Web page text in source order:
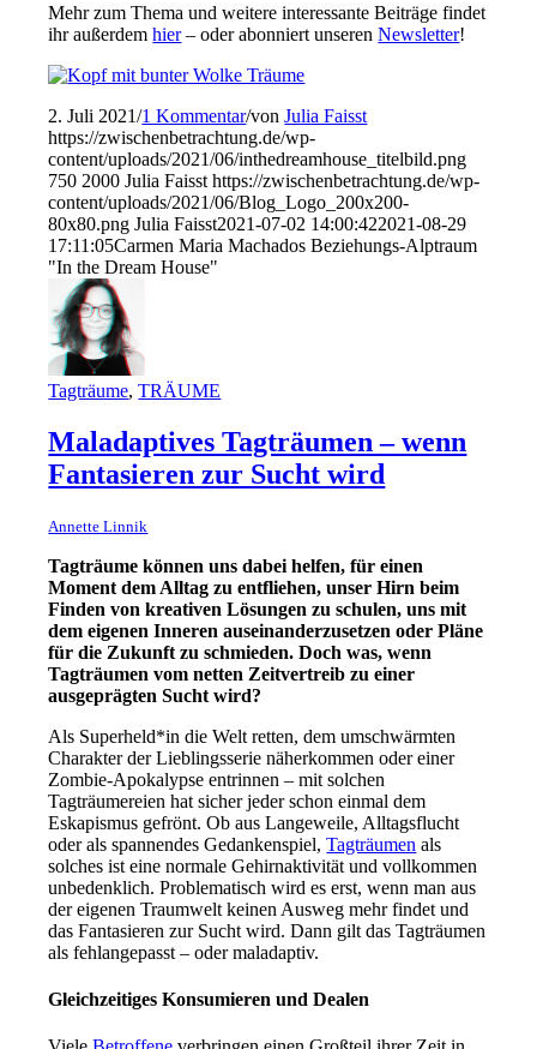
Mehr zum Thema und weitere interessante Beiträge findet
ihr außerdemhier– oder abonniert unserenNewsletter!
2. Juli 2021/1 Kommentar/vonJulia Faisst
https://zwischenbetrachtung.de/wp-
content/uploads/2021/06/inthedreamhouse_titelbild.png
750 2000 Julia Faisst https://zwischenbetrachtung.de/wp-
content/uploads/2021/06/Blog_Logo_200x200-
80x80.png Julia Faisst2021-07-02 14:00:422021-08-29
17:11:05Carmen Maria Machados Beziehungs-Alptraum
"In the Dream House"
Tagträume,TRÄUME
Maladaptives Tagträumen – wenn
Fantasieren zur Sucht wird
Annette Linnik
Tagträume können uns dabei helfen, für einen
Moment dem Alltag zu entfliehen, unser Hirn beim
Finden von kreativen Lösungen zu schulen, uns mit
dem eigenen Inneren auseinanderzusetzen oder Pläne
für die Zukunft zu schmieden. Doch was, wenn
Tagträumen vom netten Zeitvertreib zu einer
ausgeprägten Sucht wird?
Als Superheld*in die Welt retten, dem umschwärmten
Charakter der Lieblingsserie näherkommen oder einer
Zombie-Apokalypse entrinnen – mit solchen
Tagträumereien hat sicher jeder schon einmal dem
Eskapismus gefrönt. Ob aus Langeweile, Alltagsflucht
oder als spannendes Gedankenspiel,Tagträumen als
solches ist eine normale Gehirnaktivität und vollkommen
unbedenklich. Problematisch wird es erst, wenn man aus
der eigenen Traumwelt keinen Ausweg mehr findet und
das Fantasieren zur Sucht wird. Dann gilt das Tagträumen
als fehlangepasst – oder maladaptiv.
Gleichzeitiges Konsumieren und Dealen